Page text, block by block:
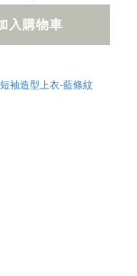
入購物車